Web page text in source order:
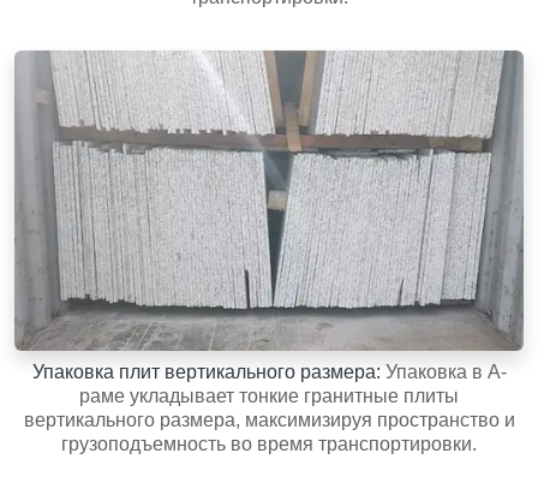
Упаковка плит вертикального размера: Упаковка в A-
раме укладывает тонкие гранитные плиты
вертикального размера, максимизируя пространство и
грузоподъемность во время транспортировки.